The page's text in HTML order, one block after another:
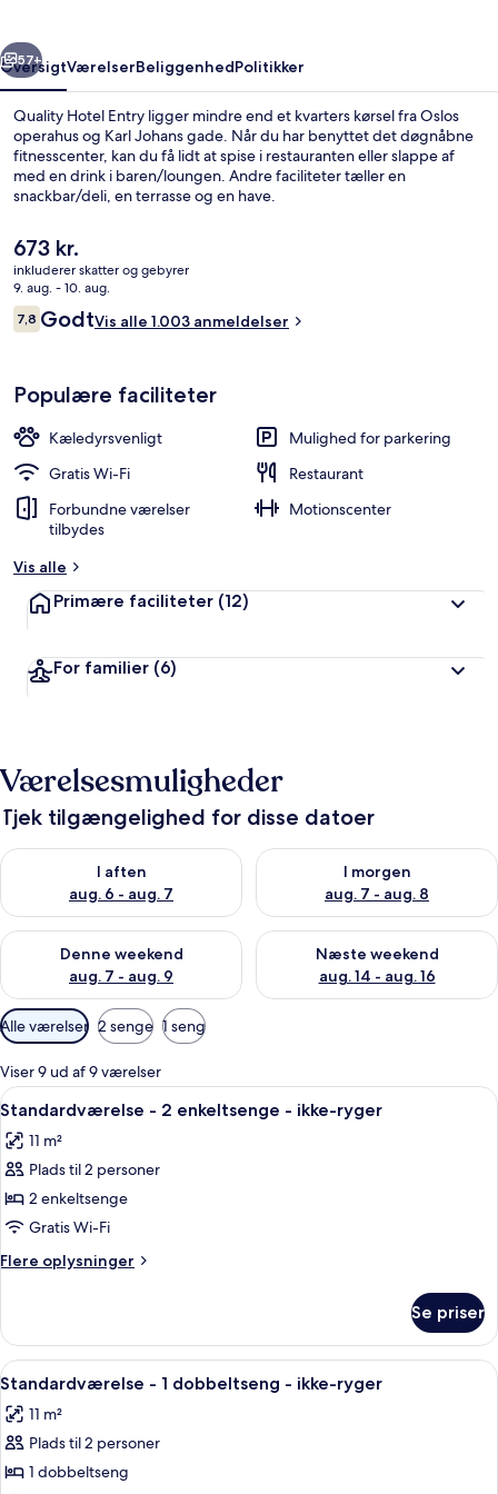
Næste
57+
OversigtVærelserBeliggenhedPolitikker
Quality Hotel Entry ligger mindre end et kvarters kørsel fra Oslos
operahus og Karl Johans gade. Når du har benyttet det døgnåbne
fitnesscenter, kan du få lidt at spise i restauranten eller slappe af
med en drink i baren/loungen. Andre faciliteter tæller en
snackbar/deli, en terrasse og en have.
Den
nuværende
pris
er
673 kr.
673 kr.
inkluderer skatter og gebyrer
9. aug. - 10. aug.
Anmeldelser
7,87,8 ud af 10.
GodtVis alle 1.003 anmeldelser
Populære faciliteter
Kæledyrsvenligt
Mulighed for parkering
Gratis Wi-Fi
Restaurant
Forbundne værelser
tilbydes
Motionscenter
Vis alle
Primære faciliteter (12)
For familier (6)
Værelsesmuligheder
Tjek tilgængelighed for disse datoer
I aften
aug. 6 - aug. 7
Tjek tilgængelighed for i aften aug. 6 - aug. 7
I morgen
aug. 7 - aug. 8
Tjek tilgængelighed for i
Denne weekend
aug. 7 - aug. 9
Tjek tilgængelighed for denne weekend aug. 7 - aug. 9
Næste weekend
aug. 14 - aug. 16
Tjek tilgængelighed for næste
Tilgængelige
filtre
for
værelser
Alle værelser 2 senge 1 seng
Viser 9 ud af 9 værelser
Indlæs
alle
billeder
af
Standardværelse
-
2
enkeltsenge
ikke-
ryger
Et hotelværelse med seng,
5
Standardværelse - 2 enkeltsenge - ikke-ryger
11 m²
Plads til 2 personer
2 enkeltsenge
Gratis Wi-Fi
Flere oplysninger
Flere
-
enkeltsenge
ikke-
ryger
Se priser
Indlæs
alle
billeder
af
Standardværelse
Et hotelværelse med en seng,
6
Standardværelse - 1 dobbeltseng - ikke-ryger
11 m²
Plads til 2 personer
1 dobbeltseng